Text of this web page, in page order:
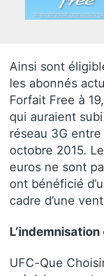
Ainsi sont
les abonnés
Forfait Free à
qui auraient
réseau 3G
octobre 2015.
euros ne sont
ont bénéficié
cadre d’une
UFC-Que